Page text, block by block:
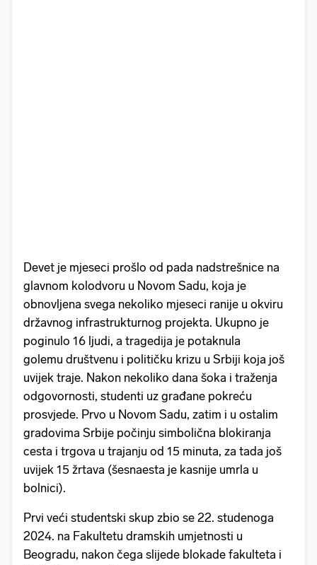
Devet je mjeseci prošlo od pada nadstrešnice na
glavnom kolodvoru u Novom Sadu, koja je
obnovljena svega nekoliko mjeseci ranije u okviru
državnog infrastrukturnog projekta. Ukupno je
poginulo 16 ljudi, a tragedija je potaknula
golemu društvenu i političku krizu u Srbiji koja još
uvijek traje. Nakon nekoliko dana šoka i traženja
odgovornosti, studenti uz građane pokreću
prosvjede. Prvo u Novom Sadu, zatim i u ostalim
gradovima Srbije počinju simbolična blokiranja
cesta i trgova u trajanju od 15 minuta, za tada još
uvijek 15 žrtava (šesnaesta je kasnije umrla u
bolnici).
Prvi veći studentski skup zbio se 22. studenoga
2024. na Fakultetu dramskih umjetnosti u
Beogradu, nakon čega slijede blokade fakulteta i